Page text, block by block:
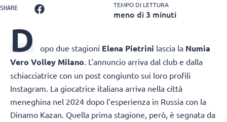
SHARE TEMPO DI LETTURA
meno di 3 minuti
D opo due stagioni Elena Pietrini lascia la Numia
Vero Volley Milano. L’annuncio arriva dal club e dalla
schiacciatrice con un post congiunto sui loro profili
Instagram. La giocatrice italiana arriva nella città
meneghina nel 2024 dopo l’esperienza in Russia con la
Dinamo Kazan. Quella prima stagione, però, è segnata da